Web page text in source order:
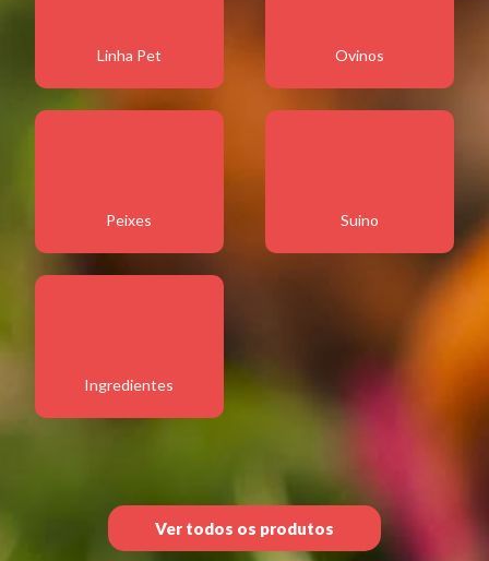
Linha Pet Ovinos
Peixes Suino
Ingredientes
Ver todos os produtos